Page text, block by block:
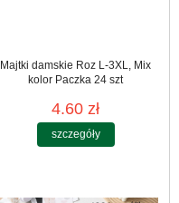
Majtki damskie Roz L-3XL, Mix
kolor Paczka 24 szt
4.60 zł
szczegóły